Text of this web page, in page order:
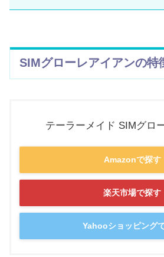
SIMグローレアイアンの特
テーラーメイド SIMグロ
Amazonで探す
楽天市場で探す
Yahooショッピング